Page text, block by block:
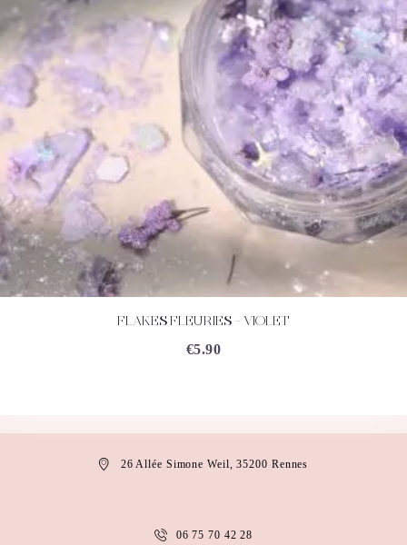
ACHETEZFLAKES FLEURIES – VIOLET
€5.90
26 Allée Simone Weil, 35200 Rennes
06 75 70 42 28